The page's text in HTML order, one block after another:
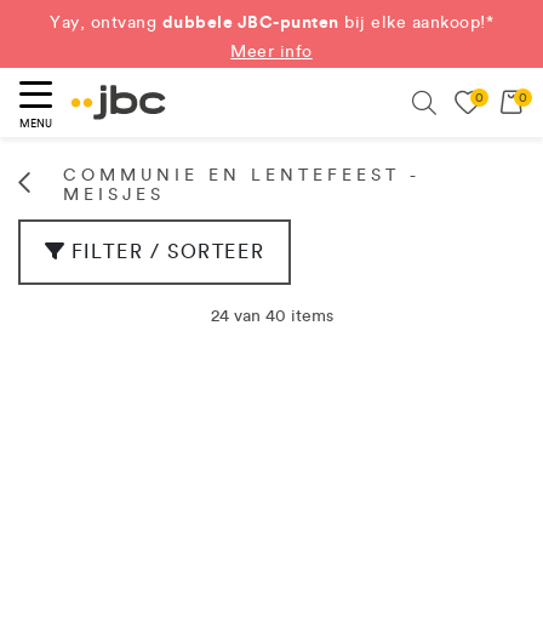
Yay, ontvang dubbele JBC-punten bij elke aankoop!*
Meer info
MENU
0 0
COMMUNIE EN LENTEFEEST -
MEISJES
FILTER / SORTEER
24 van 40 items